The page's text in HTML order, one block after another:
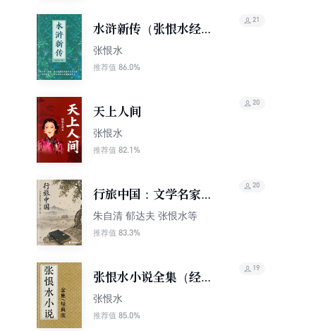
水浒新传（张恨水经典
小说）
张恨水
推荐值 86.0%
21
天上人间
张恨水
推荐值 82.1%
20
行旅中国：文学名家笔
下的大城小镇
朱自清 郁达夫 张恨水等
推荐值 83.3%
20
张恨水小说全集（经典
版）
张恨水
推荐值 85.0%
19